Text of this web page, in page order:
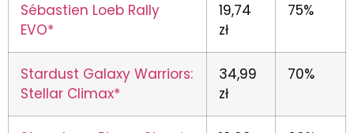
Sébastien Loeb Rally
EVO*
19,74
zł
75%
Stardust Galaxy Warriors:
Stellar Climax*
34,99
zł
70%